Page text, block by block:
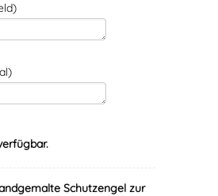
Schutzengel zur